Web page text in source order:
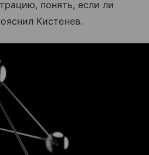
понять, если ли
Кистенев.